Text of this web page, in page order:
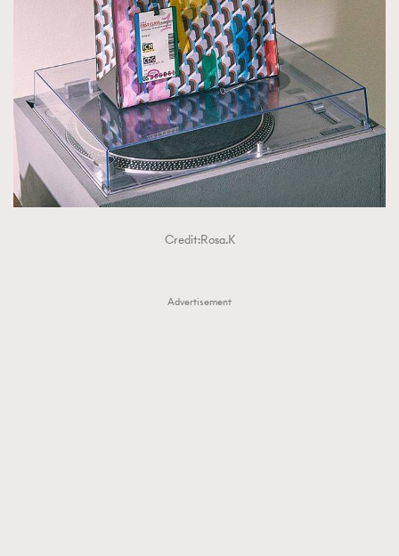
Credit:Rosa.K
Advertisement